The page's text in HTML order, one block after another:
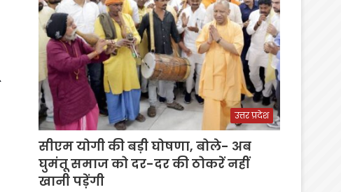
उत्तर प्रदेश
सीएम योगी की बड़ी घोषणा, बोले- अब
घुमंतू समाज को दर-दर की ठोकरें नहीं
खानी पड़ेंगी